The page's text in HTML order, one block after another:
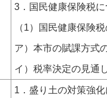
3．国民健康保険税に
（1）国民健康保険
ア）本市の賦課方式
イ）税率決定の見通
1．盛り土の対策強化